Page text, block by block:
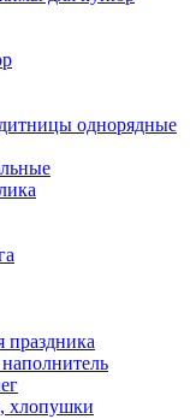
однорядные
праздника
хлопушки